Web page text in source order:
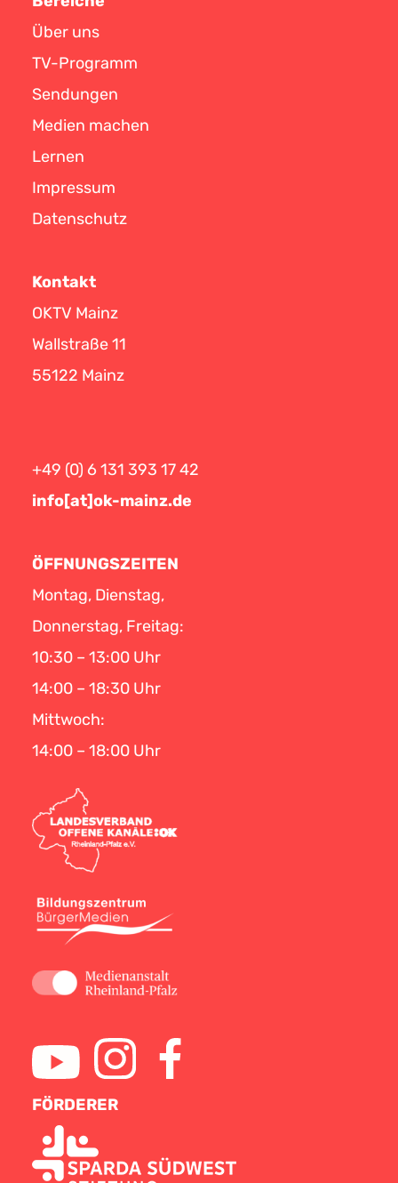
Über uns
TV-Programm
Sendungen
Medien machen
Lernen
Impressum
Datenschutz
Kontakt
OKTV Mainz
Wallstraße 11
55122 Mainz
+49 (0) 6 131 393 17 42
info[at]ok-mainz.de
ÖFFNUNGSZEITEN
Montag, Dienstag,
Donnerstag, Freitag:
10:30 – 13:00 Uhr
14:00 – 18:30 Uhr
Mittwoch:
14:00 – 18:00 Uhr
FÖRDERER